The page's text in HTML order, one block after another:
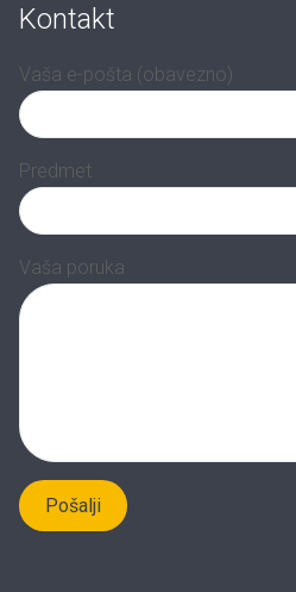
Kontakt
Vaša e-pošta (obavezno)
Predmet
Vaša poruka